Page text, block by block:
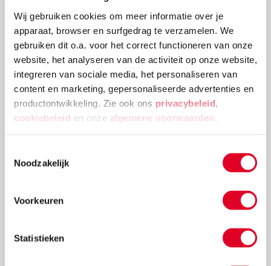
Wij gebruiken cookies om meer informatie over je
apparaat, browser en surfgedrag te verzamelen. We
gebruiken dit o.a. voor het correct functioneren van onze
website, het analyseren van de activiteit op onze website,
integreren van sociale media, het personaliseren van
content en marketing, gepersonaliseerde advertenties en
productontwikkeling. Zie ook ons privacybeleid
cookiebeleid en onze algemene voorwaarden
Noodzakelijk
Voorkeuren
Statistieken
Speel muzikale stippendans
op stoelendans. Het is een ideaal muzikaal
Lees meer